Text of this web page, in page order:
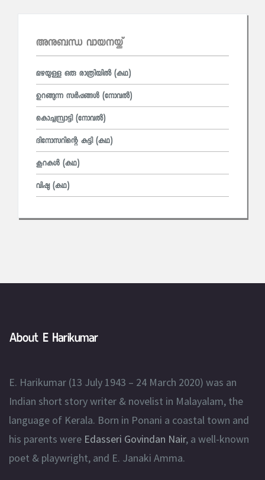
അനുബന്ധ വായനയ്ക്ക്
മഴയുള്ള ഒരു രാത്രിയിൽ (കഥ)
ഉറങ്ങുന്ന സർപ്പങ്ങൾ (നോവല്‍)
കൊച്ചമ്പ്രാട്ടി (നോവല്‍)
ദിനോസറിന്റെ കുട്ടി (കഥ)
കൂറകൾ (കഥ)
വിഷു (കഥ)
About E Harikumar
E. Harikumar (13 July 1943 – 24 March 2020) was an
Indian short story writer & novelist in Malayalam, the
language of Kerala. Born in Ponani a coastal town and
his parents were Edasseri Govindan Nair, a well-known
poet & playwright, and E. Janaki Amma.